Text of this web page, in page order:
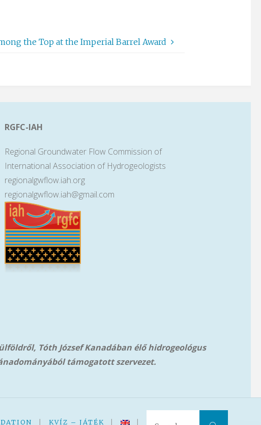
the Top at the Imperial Barrel Award
RGFC-IAH
Regional Groundwater Flow Commission of
International Association of Hydrogeologists
regionalgwflow.iah.org
regionalgwflow.iah@gmail.com
Tóth József Kanadában élő hidrogeológus
támogatott szervezet.
KVÍZ – JÁTÉK